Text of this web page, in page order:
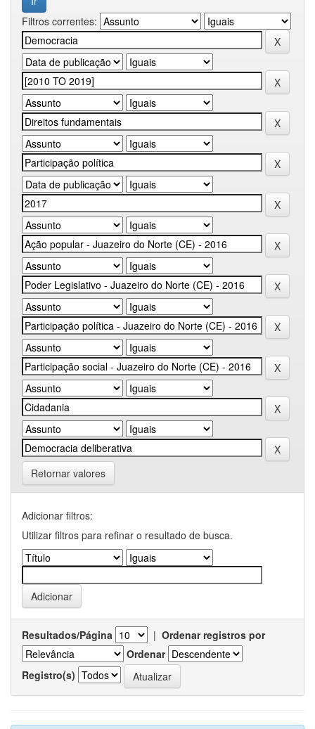
Filtros correntes:
Retornar valores
Adicionar filtros:
Utilizar filtros para refinar o resultado de busca.
Resultados/Página | Ordenar registros por
Ordenar
Registro(s)